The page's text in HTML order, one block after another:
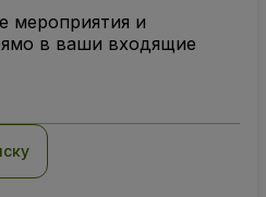
мероприятия и
в ваши входящие